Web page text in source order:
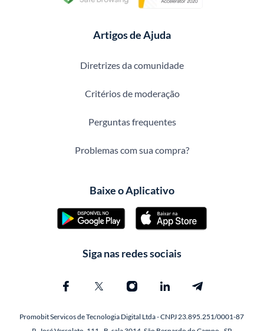
Artigos de Ajuda
Diretrizes da comunidade
Critérios de moderação
Perguntas frequentes
Problemas com sua compra?
Baixe o Aplicativo
Siga nas redes sociais
Promobit Servicos de Tecnologia Digital Ltda - CNPJ 23.895.251/0001-87